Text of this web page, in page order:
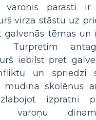
varonis parasti ir
virza stāstu uz
galvenās tēmas un
Turpretim
iebilst pret
un spriedzi
mudina skolēnus
izpratni
varoņu